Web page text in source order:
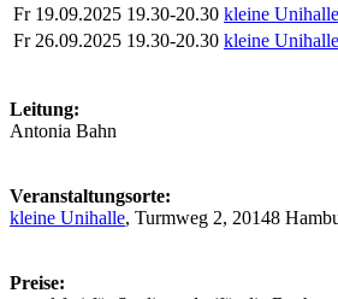
Fr 19.09.2025 19.30-20.30 kleine Unihalle
Fr 26.09.2025 19.30-20.30 kleine Unihalle
Leitung:
Antonia Bahn
Veranstaltungsorte:
kleine Unihalle, Turmweg 2, 20148
Preise: